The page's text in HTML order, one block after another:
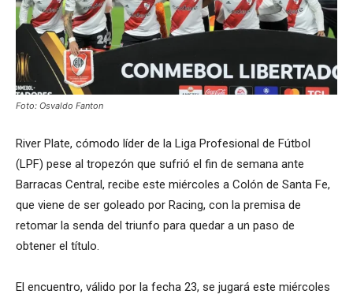
Foto: Osvaldo Fanton
River Plate, cómodo líder de la Liga Profesional de Fútbol
(LPF) pese al tropezón que sufrió el fin de semana ante
Barracas Central, recibe este miércoles a Colón de Santa Fe,
que viene de ser goleado por Racing, con la premisa de
retomar la senda del triunfo para quedar a un paso de
obtener el título.
El encuentro, válido por la fecha 23, se jugará este miércoles